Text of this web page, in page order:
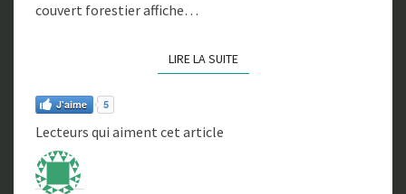
I
S
couvert forestier affiche…
LIRE LA SUITELIRE LA SUITE
J'aime 5
Lecteurs qui aiment cet article